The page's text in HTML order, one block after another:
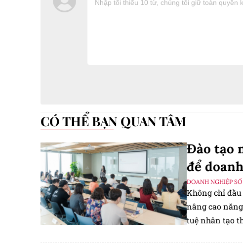
CÓ THỂ BẠN QUAN TÂM
Đào tạo
để
DOANH NGHIỆP SỐ
Không chỉ
nâng cao
tuệ nhân tạo